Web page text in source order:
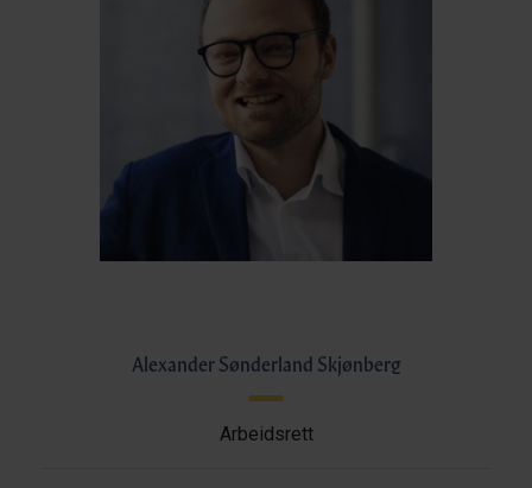
Alexander Sønderland Skjønberg
Arbeidsrett